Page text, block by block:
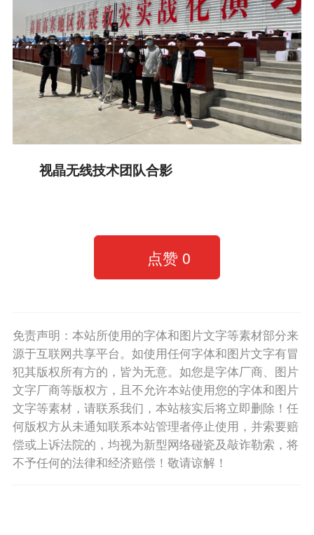
视晶无线技术团队合影
点赞 0
免责声明：本站所使用的字体和图片文字等素材部分来
源于互联网共享平台。如使用任何字体和图片文字有冒
犯其版权所有方的，皆为无意。如您是字体厂商、图片
文字厂商等版权方，且不允许本站使用您的字体和图片
文字等素材，请联系我们，本站核实后将立即删除！任
何版权方从未通知联系本站管理者停止使用，并索要赔
偿或上诉法院的，均视为新型网络碰瓷及敲诈勒索，将
不予任何的法律和经济赔偿！敬请谅解！